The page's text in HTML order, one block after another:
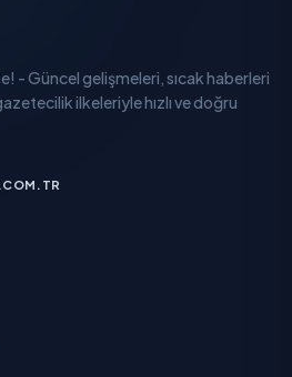
- Güncel gelişmeleri, sıcak haberleri
ilkeleriyle hızlı ve doğru